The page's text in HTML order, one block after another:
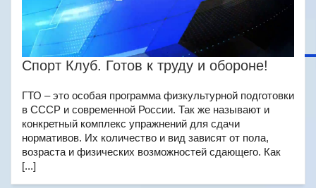
Спорт Клуб. Готов к труду и обороне!
ГТО – это особая программа физкультурной подготовки
в СССР и современной России. Так же называют и
конкретный комплекс упражнений для сдачи
нормативов. Их количество и вид зависят от пола,
возраста и физических возможностей сдающего. Как
[...]